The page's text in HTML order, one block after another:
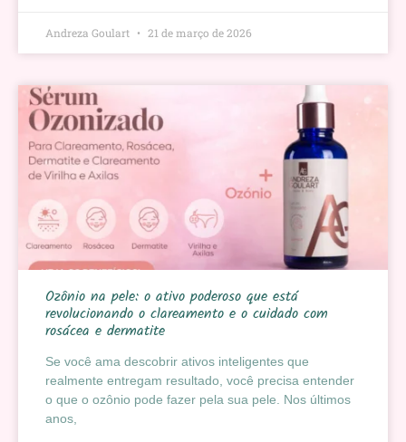
Andreza Goulart 21 de março de 2026
Ozônio na pele: o ativo poderoso que está
revolucionando o clareamento e o cuidado com
rosácea e dermatite
Se você ama descobrir ativos inteligentes que
realmente entregam resultado, você precisa entender
o que o ozônio pode fazer pela sua pele. Nos últimos
anos,